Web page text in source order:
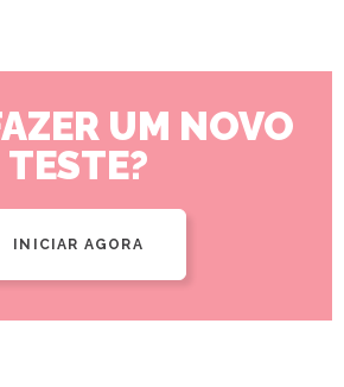
UM NOVO
TESTE?
INICIAR AGORA